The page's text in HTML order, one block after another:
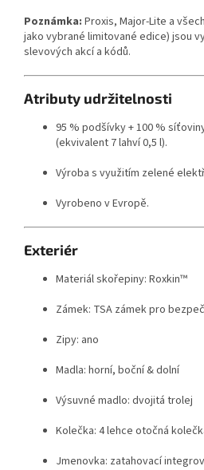
Poznámka: Proxis, Major-Lite a
jako vybrané limitované edice) jsou
slevových akcí a kódů.
Atributy udržitelnosti
95 % podšívky + 100 %
(ekvivalent 7 lahví 0,5 l).
Výroba s využitím zelené
Vyrobeno v Evropě.
Exteriér
Materiál skořepiny: Roxkin™
Zámek: TSA zámek pro
Zipy: ano
Madla: horní, boční & dolní
Výsuvné madlo: dvojitá trolej
Kolečka: 4 lehce otočná
Jmenovka: zatahovací